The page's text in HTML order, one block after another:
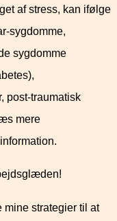
af stress, kan ifølge
sygdomme,
sygdomme
post-traumatisk
mere
strategier til at